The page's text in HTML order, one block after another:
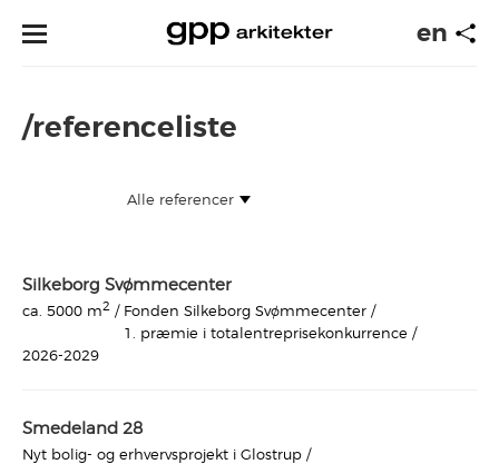
en
/referenceliste
Silkeborg Svømmecenter
ca. 5000 m2 / Fonden Silkeborg Svømmecenter /
1. præmie i totalentreprisekonkurrence /
2026-2029
Smedeland 28
Nyt bolig- og erhvervsprojekt i Glostrup /